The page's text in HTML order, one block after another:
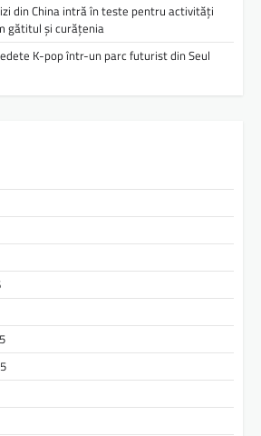
din China intră în teste pentru activități
gătitul și curățenia
K-pop într-un parc futurist din Seul